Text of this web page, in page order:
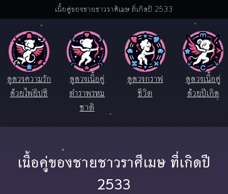
เนื้อคู่ของชายชาวราศีเมษ ที่เกิดปี 2533
ดูดวงความรัก
ด้วยไพ่ยิปซี
ดูดวงเนื้อคู่
ตำราพรหม
ชาติ
ดูดวงกราฟ
ชีวิต
ดูดวงเนื้อคู่
ด้วยปีเกิด
เนื้อคู่ของชายชาวราศีเมษ ที่เกิดปี
2533